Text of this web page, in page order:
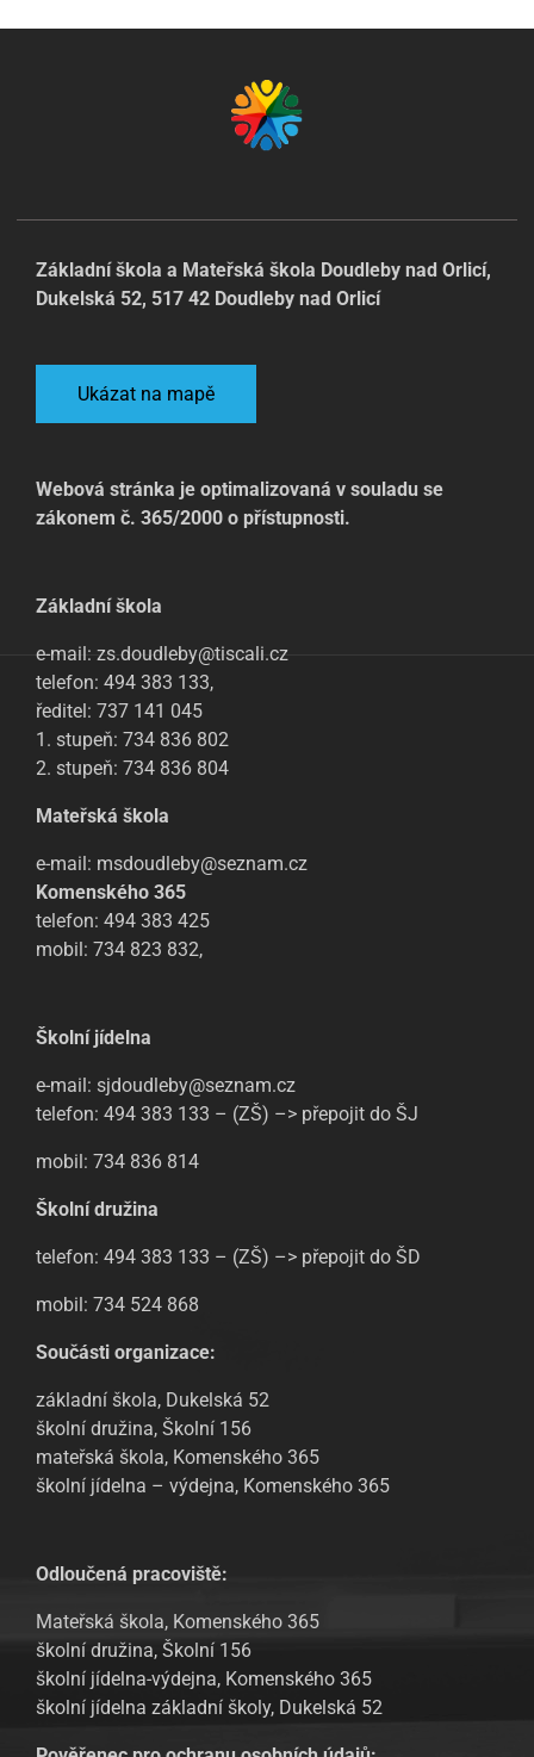
Základní škola a Mateřská škola Doudleby nad Orlicí,
Dukelská 52, 517 42 Doudleby nad Orlicí
Ukázat na mapě
Webová stránka je optimalizovaná v souladu se
zákonem č. 365/2000 o přístupnosti.
Základní škola
e-mail: zs.doudleby@tiscali.cz
telefon: 494 383 133,
ředitel: 737 141 045
1. stupeň: 734 836 802
2. stupeň: 734 836 804
Mateřská škola
e-mail: msdoudleby@seznam.cz
Komenského 365
telefon: 494 383 425
mobil: 734 823 832,
Školní jídelna
e-mail: sjdoudleby@seznam.cz
telefon: 494 383 133 – (ZŠ) –> přepojit do ŠJ
mobil: 734 836 814
Školní družina
telefon: 494 383 133 – (ZŠ) –> přepojit do ŠD
mobil: 734 524 868
Součásti organizace:
základní škola, Dukelská 52
školní družina, Školní 156
mateřská škola, Komenského 365
školní jídelna – výdejna, Komenského 365
Odloučená pracoviště:
Mateřská škola, Komenského 365
školní družina, Školní 156
školní jídelna-výdejna, Komenského 365
školní jídelna základní školy, Dukelská 52